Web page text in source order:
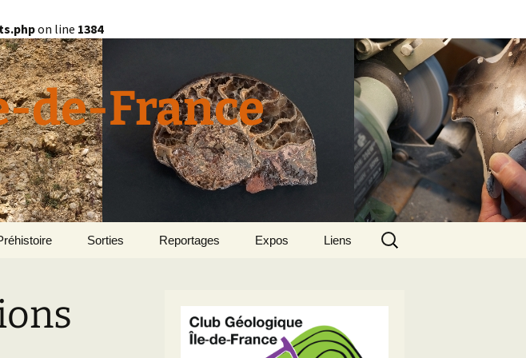
on line 1384
de-France
Sorties Reportages Expos Liens
Rechercher :